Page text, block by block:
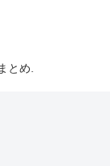
とめ.